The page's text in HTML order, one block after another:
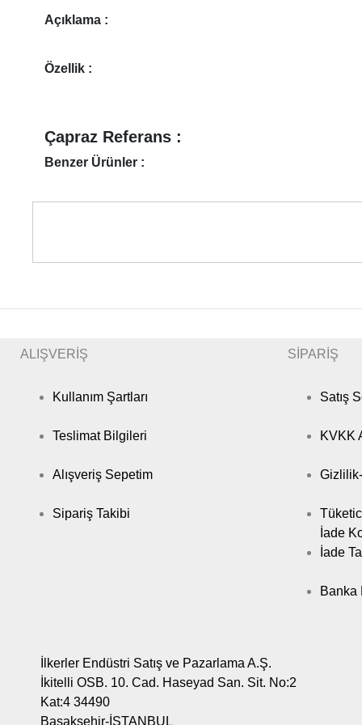
Açıklama :
Özellik :
Çapraz Referans :
Benzer Ürünler :
ALIŞVERİŞ
Kullanım Şartları
Teslimat Bilgileri
Alışveriş Sepetim
Sipariş Takibi
SİPARİŞ
Satış
KVKK
İade
İade
Banka
İlkerler Endüstri Satış ve Pazarlama A.Ş.
İkitelli OSB. 10. Cad. Haseyad San. Sit. No:2
Kat:4 34490
Başakşehir-İSTANBUL